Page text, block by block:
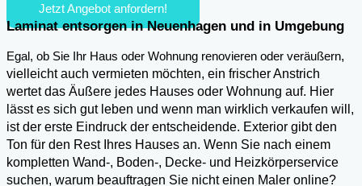
Jetzt Angebot anfordern!
Laminat entsorgen in Neuenhagen und in Umgebung
Egal, ob Sie Ihr Haus oder Wohnung renovieren oder veräußern,
vielleicht auch vermieten möchten, ein frischer Anstrich
wertet das Äußere jedes Hauses oder Wohnung auf. Hier
lässt es sich gut leben und wenn man wirklich verkaufen will,
ist der erste Eindruck der entscheidende. Exterior gibt den
Ton für den Rest Ihres Hauses an. Wenn Sie nach einem
kompletten Wand-, Boden-, Decke- und Heizkörperservice
suchen, warum beauftragen Sie nicht einen Maler online?